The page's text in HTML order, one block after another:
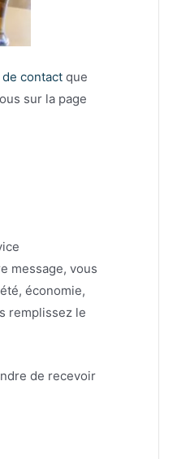
contact que
sur la page
message, vous
économie,
remplissez le
de recevoir